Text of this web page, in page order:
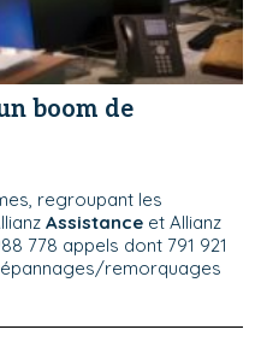
boom de
regroupant les
Assistance et Allianz
778 appels dont 791 921
remorquages